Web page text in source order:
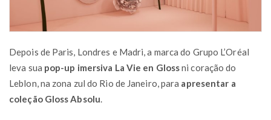
Depois de Paris, Londres e Madri, a marca do Grupo L’Oréal
leva sua pop-up imersiva La Vie en Glossni coração do
Leblon, na zona zul do Rio de Janeiro, para apresentar a
coleção Gloss Absolu